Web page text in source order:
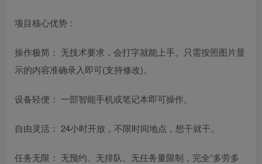
项目核心优势：
操作极简： 无技术要求，会打字就能上手。只需按照图片显
示的内容准确录入即可(支持修改)。
设备轻便： 一部智能手机或笔记本即可操作。
自由灵活： 24小时开放，不限时间地点，想干就干。
任务无限： 无预约、无排队、无任务量限制，完全“多劳多